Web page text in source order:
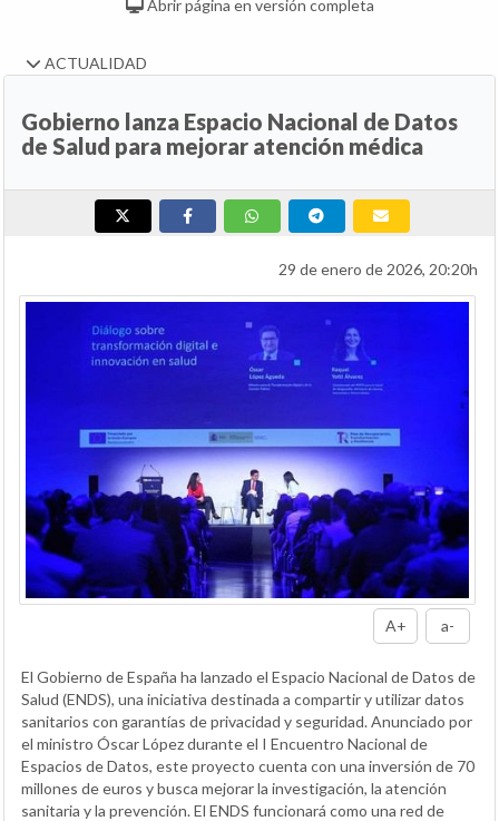
Abrir página en versión completa
ACTUALIDAD
Gobierno lanza Espacio Nacional de Datos
de Salud para mejorar atención médica
29 de enero de 2026, 20:20h
A+ a-
El Gobierno de España ha lanzado el Espacio Nacional de Datos de
Salud (ENDS), una iniciativa destinada a compartir y utilizar datos
sanitarios con garantías de privacidad y seguridad. Anunciado por
el ministro Óscar López durante el I Encuentro Nacional de
Espacios de Datos, este proyecto cuenta con una inversión de 70
millones de euros y busca mejorar la investigación, la atención
sanitaria y la prevención. El ENDS funcionará como una red de